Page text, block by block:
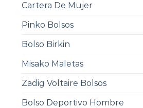
Cartera De Mujer
Pinko Bolsos
Bolso Birkin
Misako Maletas
Zadig Voltaire Bolsos
Bolso Deportivo Hombre